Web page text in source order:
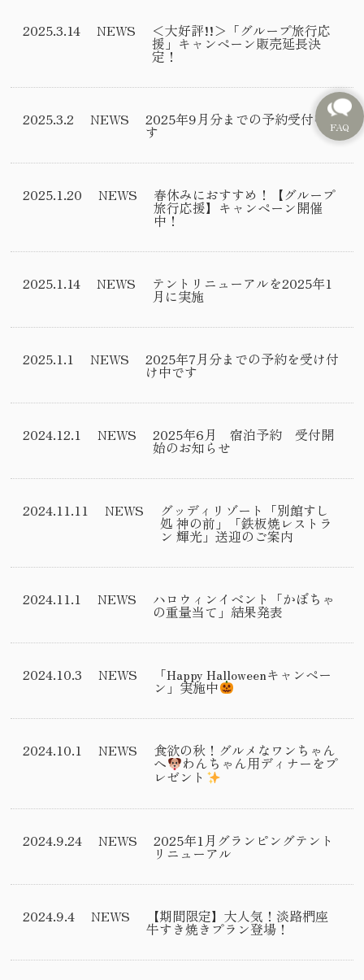
2025.3.14 NEWS ＜大好評!!＞「グループ旅行応
援」キャンペーン販売延長決
定！
2025.3.2 NEWS 2025年9月分までの予約受付中で
す
2025.1.20 NEWS 春休みにおすすめ！【グループ
旅行応援】キャンペーン開催
中！
2025.1.14 NEWS テントリニューアルを2025年1
月に実施
2025.1.1 NEWS 2025年7月分までの予約を受け付
け中です
2024.12.1 NEWS 2025年6月 宿泊予約 受付開
始のお知らせ
2024.11.11 NEWS グッディリゾート「別館すし
処 神の前」「鉄板焼レストラ
ン 輝光」送迎のご案内
2024.11.1 NEWS ハロウィンイベント「かぼちゃ
の重量当て」結果発表
2024.10.3 NEWS 「Happy Halloweenキャンペー
ン」実施中
2024.10.1 NEWS 食欲の秋！グルメなワンちゃん
へ わんちゃん用ディナーをプ
レゼント
2024.9.24 NEWS 2025年1月グランピングテント
リニューアル
2024.9.4 NEWS 【期間限定】大人気！淡路椚座
牛すき焼きプラン登場！